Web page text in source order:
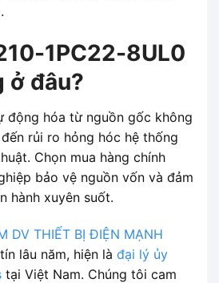
1PC22-8UL0
ở đâu?
động hóa từ nguồn gốc không
rủi ro hỏng hóc hệ thống
Chọn mua hàng chính
bảo vệ nguồn vốn và đảm
hành xuyên suốt.
DV THIẾT BỊ ĐIỆN MẠNH
lâu năm, hiện là đại lý ủy
tại Việt Nam. Chúng tôi cam